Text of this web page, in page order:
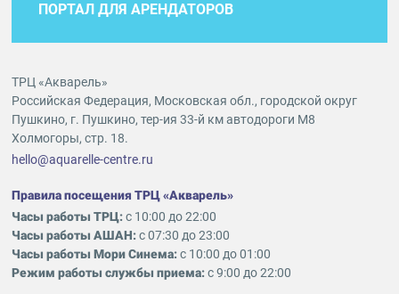
ПОРТАЛ ДЛЯ АРЕНДАТОРОВ
ТРЦ «Акварель»
Российская Федерация, Московская обл., городской округ
Пушкино, г. Пушкино, тер-ия 33-й км автодороги М8
Холмогоры, стр. 18.
hello@aquarelle-centre.ru
Правила посещения ТРЦ «Акварель»
Часы работы ТРЦ:с 10:00 до 22:00
Часы работы АШАН:с 07:30 до 23:00
Часы работы Мори Синема:с 10:00 до 01:00
Режим работы службы приема:с 9:00 до 22:00